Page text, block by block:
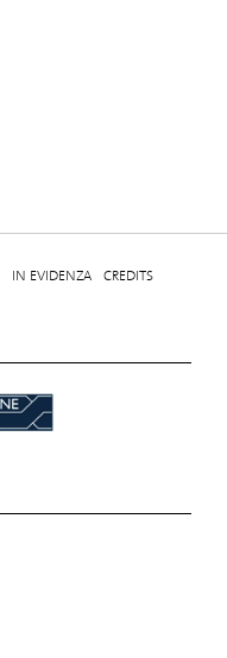
IN EVIDENZA CREDITS